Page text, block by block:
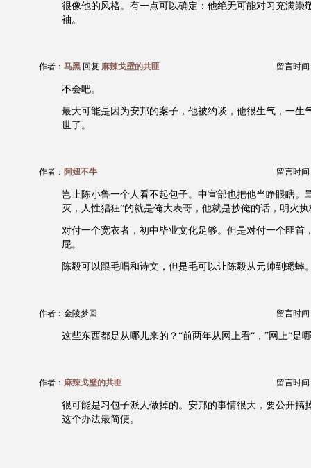
很像他的风格。有一点可以确定：他绝无可能对习充满崇
袖。
作者： 马黑 回复 麻辣戈壁的共匪 留言时间
不会吧。
最大可能是因为安邦的案子，他被约谈，他很生气，一生
世了。
作者： 阿妞不牛 留言时间
岂止陈小鲁一个人看不起包子。中宣部也把他当睁眼瞎。
灭，人性猖狂”的就是俺大表哥，他就是抄俺的话，明火
对付一个宽衣者，初中毕业文化足够。但是对付一个匪首
屁。
陈毅可以跟毛唱和诗文，但是毛可以让陈毅从元帅到蟋蟀
作者：金陵梦回 留言时间
这些东西都是从哪儿来的？“前两年从网上看“，”网上“是
作者： 麻辣戈壁的共匪 留言时间
很可能是习包子派人做掉的。安邦的事情很大，要公开搞
这个办法最简便。